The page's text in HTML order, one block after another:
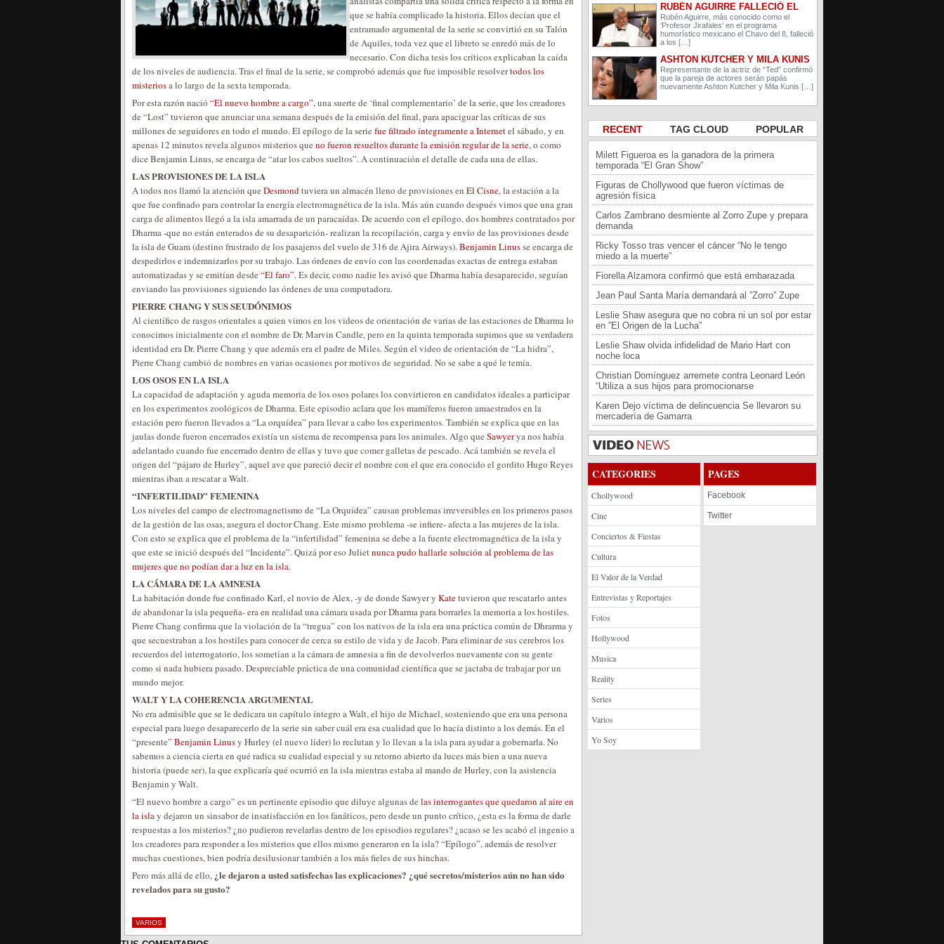
que se había complicado la historia. Ellos decían que el
entramado argumental de la serie se convirtió en su Talón
de Aquiles, toda vez que el libreto se enredó más de lo
necesario. Con dicha tesis los críticos explicaban la caída
de los niveles de audiencia. Tras el final de la serie, se comprobó además que fue imposible resolvertodos los
misteriosa lo largo de la sexta temporada.
Por esta razón nació “El nuevo hombre a cargo”, una suerte de ‘final complementario’ de la serie, que los creadores
de “Lost” tuvieron que anunciar una semana después de la emisión del final, para apaciguar las críticas de sus
millones de seguidores en todo el mundo. El epílogo de la serie fue filtrado íntegramente a Internetel sábado, y en
apenas 12 minutos revela algunos misterios que no fueron resueltos durante la emisión regular de la serie, o como
dice Benjamin Linus, se encarga de “atar los cabos sueltos”. A continuación el detalle de cada una de ellas.
LAS PROVISIONES DE LA ISLA
A todos nos llamó la atención que Desmondtuviera un almacén lleno de provisiones en El Cisne, la estación a la
que fue confinado para controlar la energía electromagnética de la isla. Más aún cuando después vimos que una gran
carga de alimentos llegó a la isla amarrada de un paracaídas. De acuerdo con el epílogo, dos hombres contratados por
Dharma -que no están enterados de su desaparición- realizan la recopilación, carga y envío de las provisiones desde
la isla de Guam (destino frustrado de los pasajeros del vuelo de 316 de Ajira Airways).Benjamin Linusse encarga de
despedirlos e indemnizarlos por su trabajo. Las órdenes de envío con las coordenadas exactas de entrega estaban
automatizadas y se emitían desde “El faro”. Es decir, como nadie les avisó que Dharma había desaparecido, seguían
enviando las provisiones siguiendo las órdenes de una computadora.
PIERRE CHANG Y SUS SEUDÓNIMOS
Al científico de rasgos orientales a quien vimos en los videos de orientación de varias de las estaciones de Dharma lo
conocimos inicialmente con el nombre de Dr. Marvin Candle, pero en la quinta temporada supimos que su verdadera
identidad era Dr. Pierre Chang y que además era el padre de Miles. Según el video de orientación de “La hidra”,
Pierre Chang cambió de nombres en varias ocasiones por motivos de seguridad. No se sabe a qué le temía.
LOS OSOS EN LA ISLA
La capacidad de adaptación y aguda memoria de los osos polares los convirtieron en candidatos ideales a participar
en los experimentos zoológicos de Dharma. Este episodio aclara que los mamíferos fueron amaestrados en la
estación pero fueron llevados a “La orquídea” para llevar a cabo los experimentos. También se explica que en las
jaulas donde fueron encerrados existía un sistema de recompensa para los animales. Algo que Sawyerya nos había
adelantado cuando fue encerrado dentro de ellas y tuvo que comer galletas de pescado. Acá también se revela el
origen del “pájaro de Hurley”, aquel ave que pareció decir el nombre con el que era conocido el gordito Hugo Reyes
mientras iban a rescatar a Walt.
“INFERTILIDAD” FEMENINA
Los niveles del campo de electromagnetismo de “La Orquídea” causan problemas irreversibles en los primeros pasos
de la gestión de las osas, asegura el doctor Chang. Este mismo problema -se infiere- afecta a las mujeres de la isla.
Con esto se explica que el problema de la “infertilidad” femenina se debe a la fuente electromagnética de la isla y
que este se inició después del “Incidente”. Quizá por eso Julietnunca pudo hallarle solución al problema de las
mujeres que no podían dar a luz en la isla.
LA CÁMARA DE LA AMNESIA
La habitación donde fue confinado Karl, el novio de Alex, -y de donde Sawyer y Katetuvieron que rescatarlo antes
de abandonar la isla pequeña- era en realidad una cámara usada por Dharma para borrarles la memoria a los hostiles.
Pierre Chang confirma que la violación de la “tregua” con los nativos de la isla era una práctica común de Dhrarma y
que secuestraban a los hostiles para conocer de cerca su estilo de vida y de Jacob. Para eliminar de sus cerebros los
recuerdos del interrogatorio, los sometían a la cámara de amnesia a fin de devolverlos nuevamente con su gente
como si nada hubiera pasado. Despreciable práctica de una comunidad científica que se jactaba de trabajar por un
mundo mejor.
WALT Y LA COHERENCIA ARGUMENTAL
No era admisible que se le dedicara un capítulo íntegro a Walt, el hijo de Michael, sosteniendo que era una persona
especial para luego desaparecerlo de la serie sin saber cuál era esa cualidad que lo hacía distinto a los demás. En el
“presente” Benjamin Linusy Hurley (el nuevo líder) lo reclutan y lo llevan a la isla para ayudar a gobernarla. No
sabemos a ciencia cierta en qué radica su cualidad especial y su retorno abierto da luces más bien a una nueva
historia (puede ser), la que explicaría qué ocurrió en la isla mientras estaba al mando de Hurley, con la asistencia
Benjamin y Walt.
“El nuevo hombre a cargo” es un pertinente episodio que diluye algunas de las interrogantes que quedaron al aire en
la islay dejaron un sinsabor de insatisfacción en los fanáticos, pero desde un punto crítico, ¿esta es la forma de darle
respuestas a los misterios? ¿no pudieron revelarlas dentro de los episodios regulares? ¿acaso se les acabó el ingenio a
los creadores para responder a los misterios que ellos mismo generaron en la isla? “Epílogo”, además de resolver
muchas cuestiones, bien podría desilusionar también a los más fieles de sus hinchas.
Pero más allá de ello, ¿le dejaron a usted satisfechas las explicaciones? ¿qué secretos/misterios aún no han sido
revelados para su gusto?
VARIOS
RUBÉN AGUIRRE FALLECIÓ EL
PROFESOR JIRAFALES DE EL
CHAVO DEL 8
Rubén Aguirre, más conocido como el
‘Profesor Jirafales’ en el programa
humorístico mexicano el Chavo del 8, falleció
a los […]
ASHTON KUTCHER Y MILA KUNIS
ESPERAN A SU SEGUNDO HIJO
Representante de la actriz de “Ted” confirmó
que la pareja de actores serán papás
nuevamente Ashton Kutcher y Mila Kunis […]
RECENT TAG CLOUD POPULAR
Milett Figueroa es la ganadora de la primera
temporada “El Gran Show”
Figuras de Chollywood que fueron víctimas de
agresión física
Carlos Zambrano desmiente al Zorro Zupe y prepara
demanda
Ricky Tosso tras vencer el cáncer “No le tengo
miedo a la muerte”
Fiorella Alzamora confirmó que está embarazada
Jean Paul Santa María demandará al ”Zorro” Zupe
Leslie Shaw asegura que no cobra ni un sol por estar
en ”El Origen de la Lucha”
Leslie Shaw olvida infidelidad de Mario Hart con
noche loca
Christian Domínguez arremete contra Leonard León
“Utiliza a sus hijos para promocionarse
Karen Dejo víctima de delincuencia Se llevaron su
mercadería de Gamarra
CATEGORIES
Chollywood
Cine
Conciertos & Fiestas
Cultura
El Valor de la Verdad
Entrevistas y Reportajes
Fotos
Hollywood
Musica
Reality
Series
Varios
Yo Soy
PAGES
Facebook
Twitter